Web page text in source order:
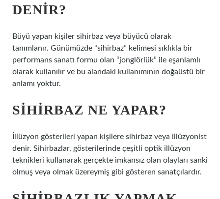
DENIR?
Büyü yapan kişiler sihirbaz veya büyücü olarak
tanımlanır. Günümüzde “sihirbaz” kelimesi sıklıkla bir
performans sanatı formu olan “jonglörlük” ile eşanlamlı
olarak kullanılır ve bu alandaki kullanımının doğaüstü bir
anlamı yoktur.
SIHIRBAZ NE YAPAR?
İllüzyon gösterileri yapan kişilere sihirbaz veya illüzyonist
denir. Sihirbazlar, gösterilerinde çeşitli optik illüzyon
teknikleri kullanarak gerçekte imkansız olan olayları sanki
olmuş veya olmak üzereymiş gibi gösteren sanatçılardır.